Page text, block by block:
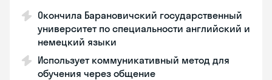
Окончила Барановичский государственный
университет по специальности английский и
немецкий языки
Использует коммуникативный метод для
обучения через общение